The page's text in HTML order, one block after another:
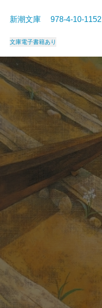
新潮文庫 978-4-10-
文庫電子書籍あり